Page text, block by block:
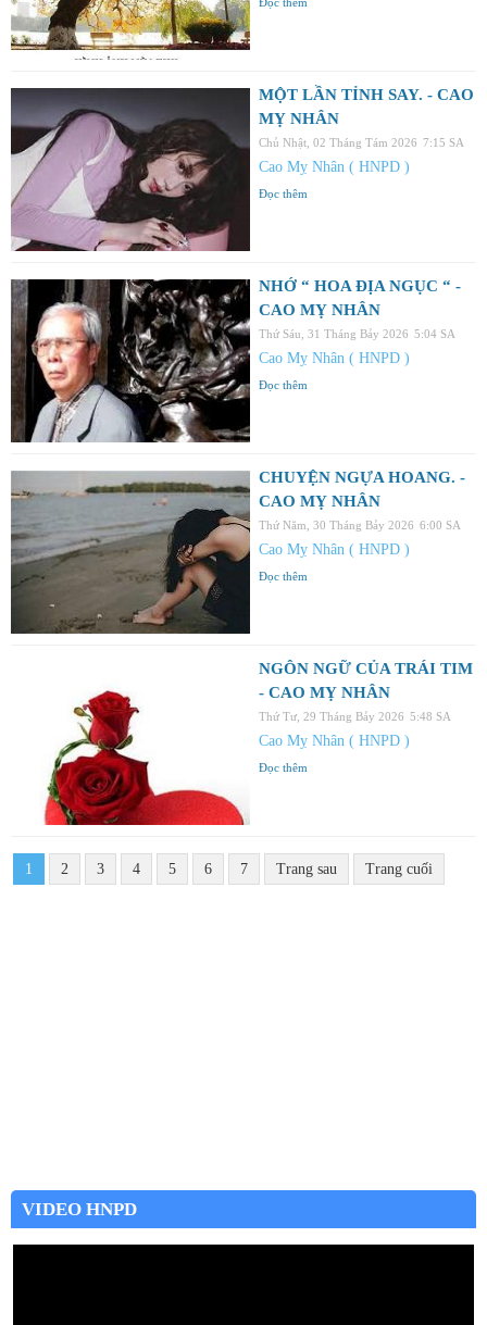
MỘT LẦN TỈNH SAY. - CAO
MỴ NHÂN
Chủ Nhật, 02 Tháng Tám 2026 7:15 SA
Cao Mỵ Nhân ( HNPD )
Đọc thêm
NHỚ “ HOA ĐỊA NGỤC “ -
CAO MỴ NHÂN
Thứ Sáu, 31 Tháng Bảy 2026 5:04 SA
Cao Mỵ Nhân ( HNPD )
Đọc thêm
CHUYỆN NGỰA HOANG. -
CAO MỴ NHÂN
Thứ Năm, 30 Tháng Bảy 2026 6:00 SA
Cao Mỵ Nhân ( HNPD )
Đọc thêm
NGÔN NGỮ CỦA TRÁI TIM
- CAO MỴ NHÂN
Thứ Tư, 29 Tháng Bảy 2026 5:48 SA
Cao Mỵ Nhân ( HNPD )
Đọc thêm
1 2 3 4 5 6 7 Trang sau Trang cuối
VIDEO HNPD